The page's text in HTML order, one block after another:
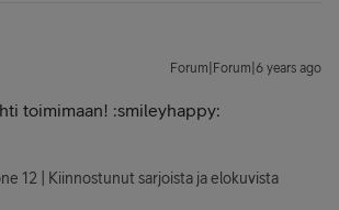
Forum|Forum|6 years ago
toimimaan! :smileyhappy:
12 | Kiinnostunut sarjoista ja elokuvista